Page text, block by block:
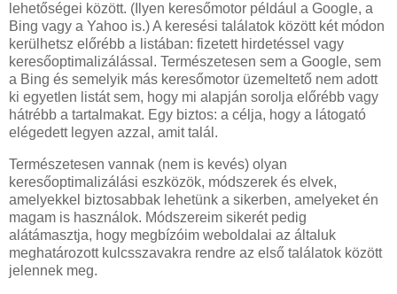
lehetőségei között. (Ilyen keresőmotor például a Google, a
Bing vagy a Yahoo is.) A keresési találatok között két módon
kerülhetsz előrébb a listában: fizetett hirdetéssel vagy
keresőoptimalizálással. Természetesen sem a Google, sem
a Bing és semelyik más keresőmotor üzemeltető nem adott
ki egyetlen listát sem, hogy mi alapján sorolja előrébb vagy
hátrébb a tartalmakat. Egy biztos: a célja, hogy a látogató
elégedett legyen azzal, amit talál.
Természetesen vannak (nem is kevés) olyan
keresőoptimalizálási eszközök, módszerek és elvek,
amelyekkel biztosabbak lehetünk a sikerben, amelyeket én
magam is használok. Módszereim sikerét pedig
alátámasztja, hogy megbízóim weboldalai az általuk
meghatározott kulcsszavakra rendre az első találatok között
jelennek meg.